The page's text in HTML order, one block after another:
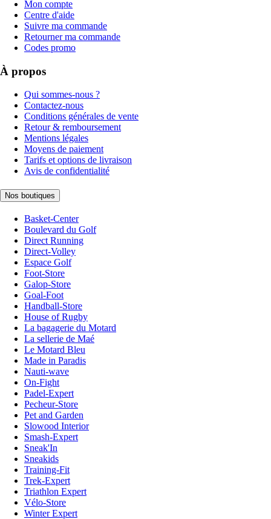
Mon compte
Centre d'aide
Suivre ma commande
Retourner ma commande
Codes promo
À propos
Qui sommes-nous ?
Contactez-nous
Conditions générales de vente
Retour & remboursement
Mentions légales
Moyens de paiement
Tarifs et options de livraison
Avis de confidentialité
Nos boutiques
Basket-Center
Boulevard du Golf
Direct Running
Direct-Volley
Espace Golf
Foot-Store
Galop-Store
Goal-Foot
Handball-Store
House of Rugby
La bagagerie du Motard
La sellerie de Maé
Le Motard Bleu
Made in Paradis
Nauti-wave
On-Fight
Padel-Expert
Pecheur-Store
Pet and Garden
Slowood Interior
Smash-Expert
Sneak'In
Sneakids
Training-Fit
Trek-Expert
Triathlon Expert
Vélo-Store
Winter Expert